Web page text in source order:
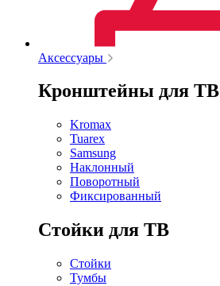
Аксессуары
Кронштейны для ТВ
Kromax
Tuarex
Samsung
Наклонный
Поворотный
Фиксированный
Стойки для ТВ
Стойки
Тумбы